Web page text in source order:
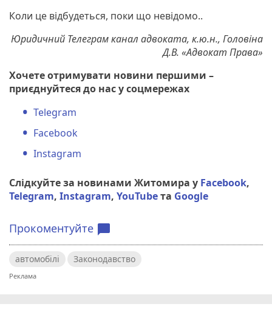
Коли це відбудеться, поки що невідомо..
Юридичний Телеграм канал адвоката, к.ю.н., Головіна
Д.В. «Адвокат Права»
Хочете отримувати новини першими –
приєднуйтеся до нас у соцмережах
Telegram
Facebook
Instagram
Слідкуйте за новинами Житомира у Facebook,
Telegram, Instagram, YouTubeта Google
Прокоментуйте chat_bubble
автомобілі Законодавство